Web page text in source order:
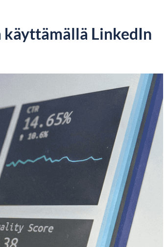
LinkedIn